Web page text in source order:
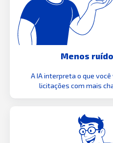
Menos
A IA interpreta o que
licitações com mais